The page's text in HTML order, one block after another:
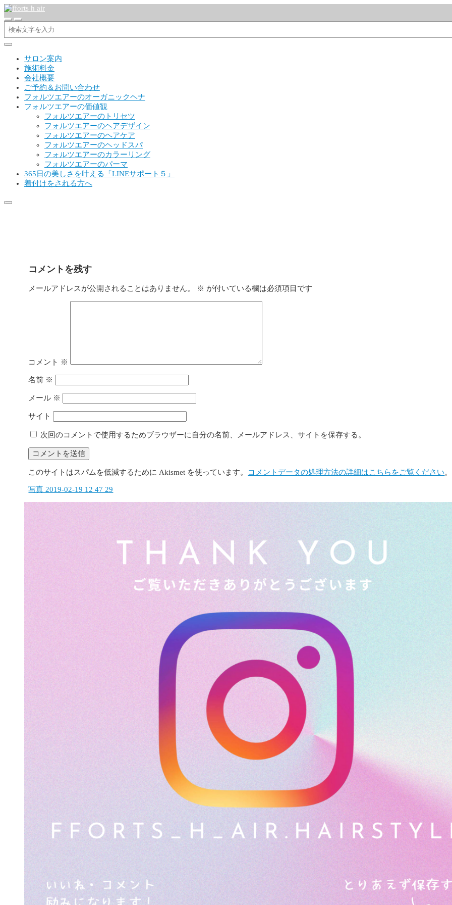
サロン案内
施術料金
会社概要
ご予約＆お問い合わせ
フォルツエアーのオーガニックヘナ
フォルツエアーの価値観
フォルツエアーのトリセツ
フォルツエアーのヘアデザイン
フォルツエアーのヘアケア
フォルツエアーのヘッドスパ
フォルツエアーのカラーリング
フォルツエアーのパーマ
365日の美しさを叶える「LINEサポート５」
着付けをされる方へ
コメントを残す
メールアドレスが公開されることはありません。 ※ が付いている欄は必須項目です
コメント ※
名前 ※
メール ※
サイト
次回のコメントで使用するためブラウザーに自分の名前、メールアドレス、サイトを保存する。
このサイトはスパムを低減するために Akismet を使っています。 コメントデータの処理方法の詳細はこちらをご覧ください。
投
シ
写真 2019-02-19 12 47 29